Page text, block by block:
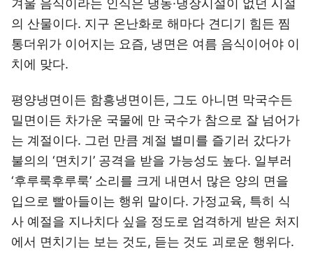
겨울 음식이라는 인식은 냉동·냉장시설이 없던 시절
의 산물이다. 지구 온난화로 해마다 견디기 힘든 찜
통더위가 이어지는 요즘, 냉면은 여름 음식이어야 이
치에 맞다.
평양냉면이든 함흥냉면이든, 그도 아니면 막국수든
밀면이든 차가운 국물에 만 국수가 참으로 잘 넘어가
는 계절이다. 그런 만큼 계절 별미를 즐기러 갔다가
불의의 ‘면치기’ 공격을 받을 가능성도 높다. 일부러
‘후루룩후루룩’ 소리를 크게 내면서 많은 양의 면을
입으로 빨아들이는 행위 말이다. 가정교육, 특히 식
사 예절을 지나치다 싶을 정도로 엄격하게 받은 처지
에서 면치기는 보는 것도, 듣는 것도 괴로운 행위다.